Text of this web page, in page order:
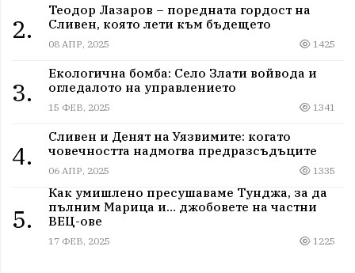
2.
Теодор Лазаров – поредната гордост на
Сливен, която лети към бъдещето
08 АПР, 2025 1425
3.
Екологична бомба: Село Злати войвода и
огледалото на управлението
15 ФЕВ, 2025 1341
4.
Сливен и Денят на Уязвимите: когато
човечността надмогва предразсъдъците
06 АПР, 2025 1335
5.
Как умишлено пресушаваме Тунджа, за да
пълним Марица и… джобовете на частни
ВЕЦ-ове
17 ФЕВ, 2025 1225